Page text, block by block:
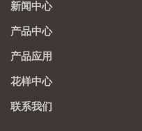
新闻中心
产品中心
产品应用
花样中心
联系我们